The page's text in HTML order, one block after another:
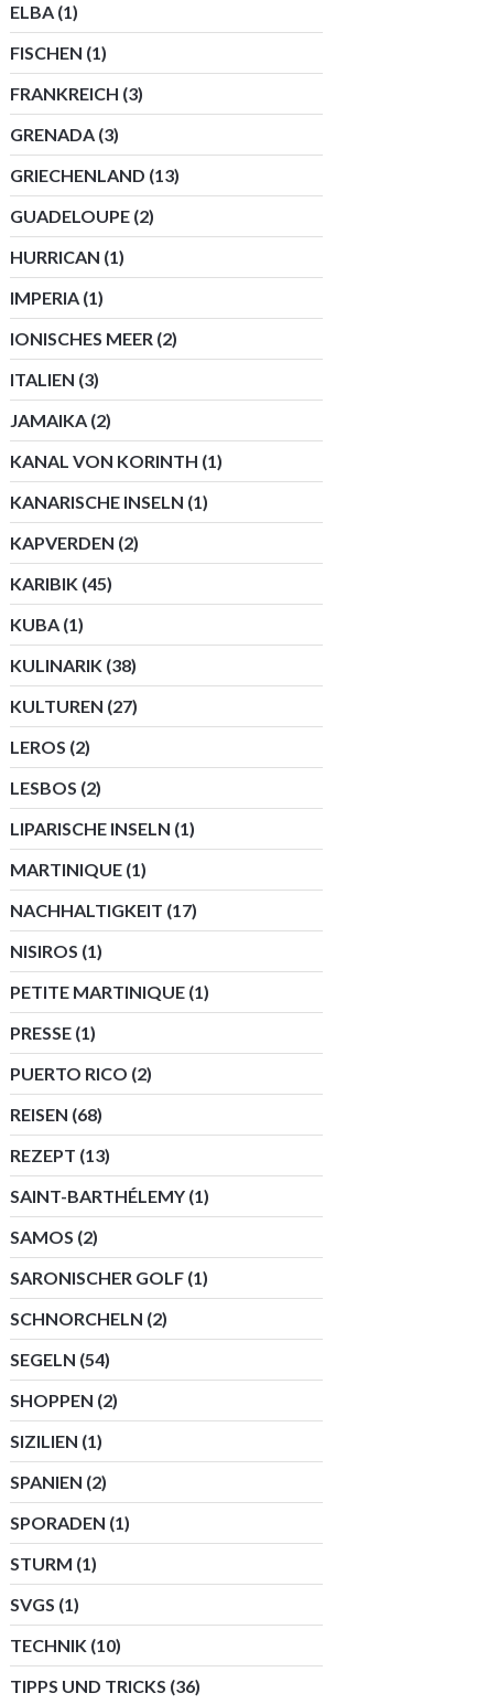
ELBA (1)
FISCHEN (1)
FRANKREICH (3)
GRENADA (3)
GRIECHENLAND (13)
GUADELOUPE (2)
HURRICAN (1)
IMPERIA (1)
IONISCHES MEER (2)
ITALIEN (3)
JAMAIKA (2)
KANAL VON KORINTH (1)
KANARISCHE INSELN (1)
KAPVERDEN (2)
KARIBIK (45)
KUBA (1)
KULINARIK (38)
KULTUREN (27)
LEROS (2)
LESBOS (2)
LIPARISCHE INSELN (1)
MARTINIQUE (1)
NACHHALTIGKEIT (17)
NISIROS (1)
PETITE MARTINIQUE (1)
PRESSE (1)
PUERTO RICO (2)
REISEN (68)
REZEPT (13)
SAINT-BARTHÉLEMY (1)
SAMOS (2)
SARONISCHER GOLF (1)
SCHNORCHELN (2)
SEGELN (54)
SHOPPEN (2)
SIZILIEN (1)
SPANIEN (2)
SPORADEN (1)
STURM (1)
SVGS (1)
TECHNIK (10)
TIPPS UND TRICKS (36)